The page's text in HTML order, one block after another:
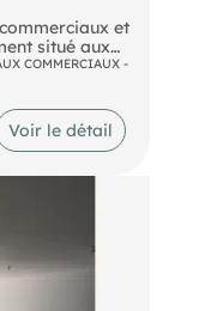
et
situé aux
dynamique
un
d'une
fonctionnel
permettant
mais il
activités
COMMERCIAUX -
Voir le détail